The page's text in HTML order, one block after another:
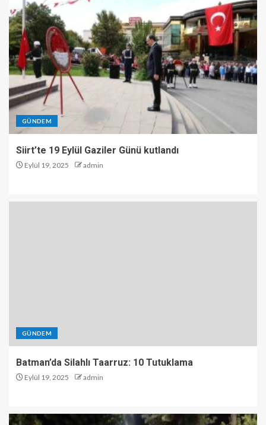
GÜNDEM
Siirt’te 19 Eylül Gaziler Günü kutlandı
Eylül 19, 2025 admin
GÜNDEM
Batman’da Silahlı Taarruz: 10 Tutuklama
Eylül 19, 2025 admin